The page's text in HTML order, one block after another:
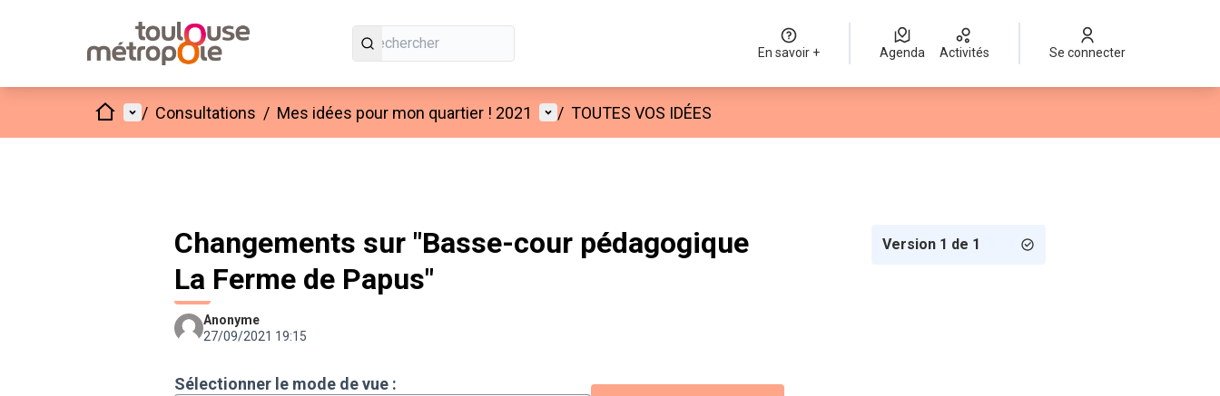
En savoir + Agenda Activités Se connecter
AccueilMenu principal
/ Consultations / Mes idées pour mon quartier ! 2021 Menu utilisateur
/ TOUTES VOS IDÉES
Changements sur "Basse-cour pédagogique
La Ferme de Papus"
Anonyme
27/09/2021 19:15
Sélectionner le mode de vue :
Version 1 de 1